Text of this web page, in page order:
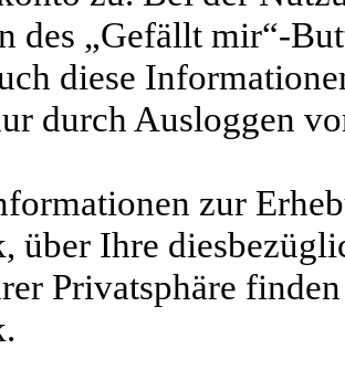
des „Gefällt mir“-
diese
durch Ausloggen
zur
über Ihre
Privatsphäre